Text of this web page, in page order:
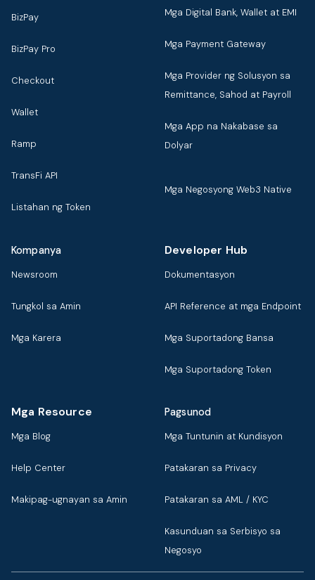
BizPay
BizPay Pro
Checkout
Wallet
Ramp
TransFi API
Listahan ng Token
Mga Digital Bank, Wallet at EMI
Mga Payment Gateway
Mga Provider ng Solusyon sa
Remittance, Sahod at Payroll
Mga App na Nakabase sa
Dolyar
Mga Negosyong Web3 Native
Kompanya
Newsroom
Tungkol sa Amin
Mga Karera
Developer Hub
Dokumentasyon
API Reference at mga Endpoint
Mga Suportadong Bansa
Mga Suportadong Token
Mga Resource
Mga Blog
Help Center
Makipag-ugnayan sa Amin
Pagsunod
Mga Tuntunin at Kundisyon
Patakaran sa Privacy
Patakaran sa AML / KYC
Kasunduan sa Serbisyo sa
Negosyo